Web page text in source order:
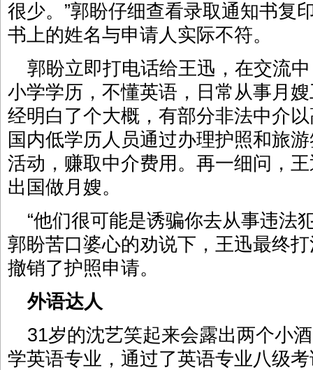
很少。”郭盼仔细查看录取通知书复
书上的姓名与申请人实际不符。
郭盼立即打电话给王迅，在交流
小学学历，不懂英语，日常从事月
经明白了个大概，有部分非法中介
国内低学历人员通过办理护照和旅
活动，赚取中介费用。再一细问，
出国做月嫂。
“他们很可能是诱骗你去从事违法
郭盼苦口婆心的劝说下，王迅最终
撤销了护照申请。
外语达人
31岁的沈艺笑起来会露出两个小
学英语专业，通过了英语专业八级